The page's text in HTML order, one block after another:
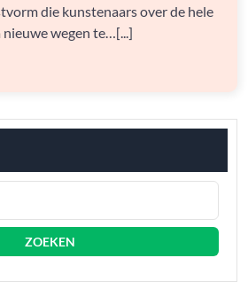
die kunstenaars over de hele
wegen te…[...]